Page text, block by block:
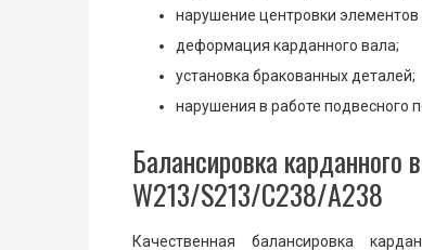
нарушение центровки элементов
деформация карданного вала;
установка бракованных деталей;
нарушения в работе подвесного
Балансировка
W213/S213/C238/A238
Качественная балансировка